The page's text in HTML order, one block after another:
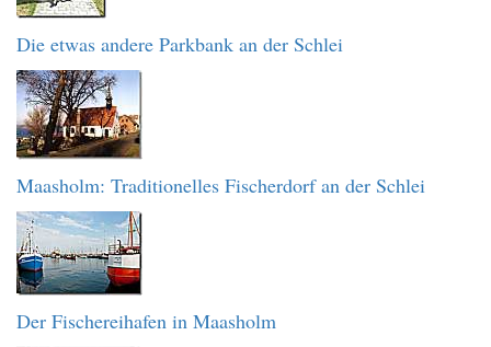
Die etwas andere Parkbank an der Schlei
Maasholm: Traditionelles Fischerdorf an der Schlei
Der Fischereihafen in Maasholm